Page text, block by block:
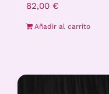
82,00 €
Añadir al carrito